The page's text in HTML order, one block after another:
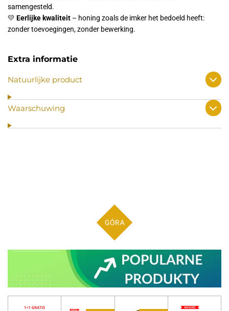
samengesteld.
💛 Eerlijke kwaliteit – honing zoals de imker het bedoeld heeft:
zonder toevoegingen, zonder bewerking.
Extra informatie
Natuurlijke product
Waarschuwing
GÓRA